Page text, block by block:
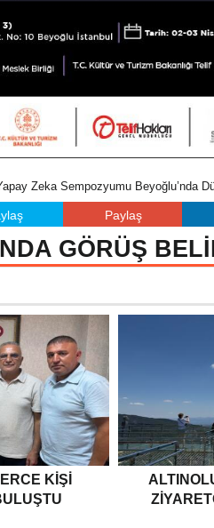
Zeka Sempozyumu Beyoğlu’nda
Paylaş
GÖRÜŞ
KIŞI